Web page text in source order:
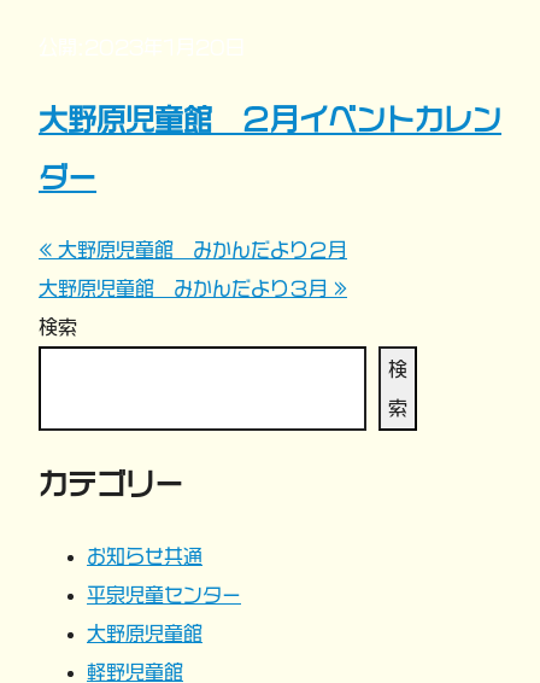
大野原児童館 ２月イベントカレン
ダー
投
稿
ビ
ゲ
« 大野原児童館 みかんだより２月
大野原児童館 みかんだより３月 »
検索
検
索
カテゴリー
お知らせ共通
平泉児童センター
大野原児童館
軽野児童館